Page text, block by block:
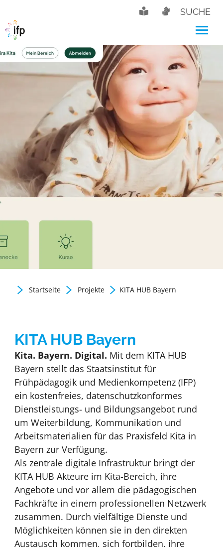
SUCHE
Startseite Projekte KITA HUB Bayern
KITA HUB Bayern
Kita. Bayern. Digital. Mit dem KITA HUB
Bayern stellt das Staatsinstitut für
Frühpädagogik und Medienkompetenz (IFP)
ein kostenfreies, datenschutzkonformes
Dienstleistungs- und Bildungsangebot rund
um Weiterbildung, Kommunikation und
Arbeitsmaterialien für das Praxisfeld Kita in
Bayern zur Verfügung.
Als zentrale digitale Infrastruktur bringt der
KITA HUB Akteure im Kita-Bereich, ihre
Angebote und vor allem die pädagogischen
Fachkräfte in einem professionellen Netzwerk
zusammen. Durch vielfältige Dienste und
Möglichkeiten können sie in den direkten
Austausch kommen, sich fortbilden, ihre